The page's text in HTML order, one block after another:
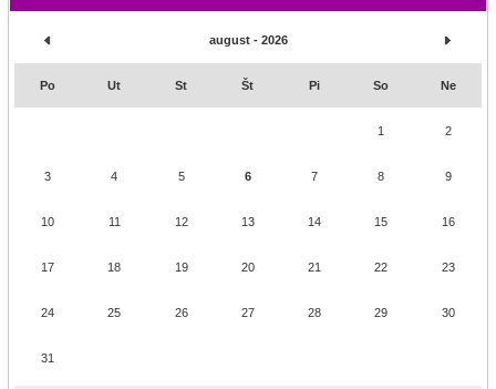
august - 2026
Po Ut St Št Pi So Ne
1 2
3 4 5 6 7 8 9
10 11 12 13 14 15 16
17 18 19 20 21 22 23
24 25 26 27 28 29 30
31